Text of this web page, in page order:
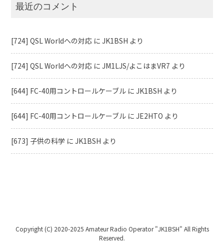
最近のコメント
[724] QSL Worldへの対応 にJK1BSH より
[724] QSL Worldへの対応 にJM1LJS/よこはまVR7 より
[644] FC-40用コントロールケーブル にJK1BSH より
[644] FC-40用コントロールケーブル にJE2HTO より
[673] 子供の科学 にJK1BSH より
Copyright (C) 2020-2025 Amateur Radio Operator "JK1BSH" All Rights
Reserved.